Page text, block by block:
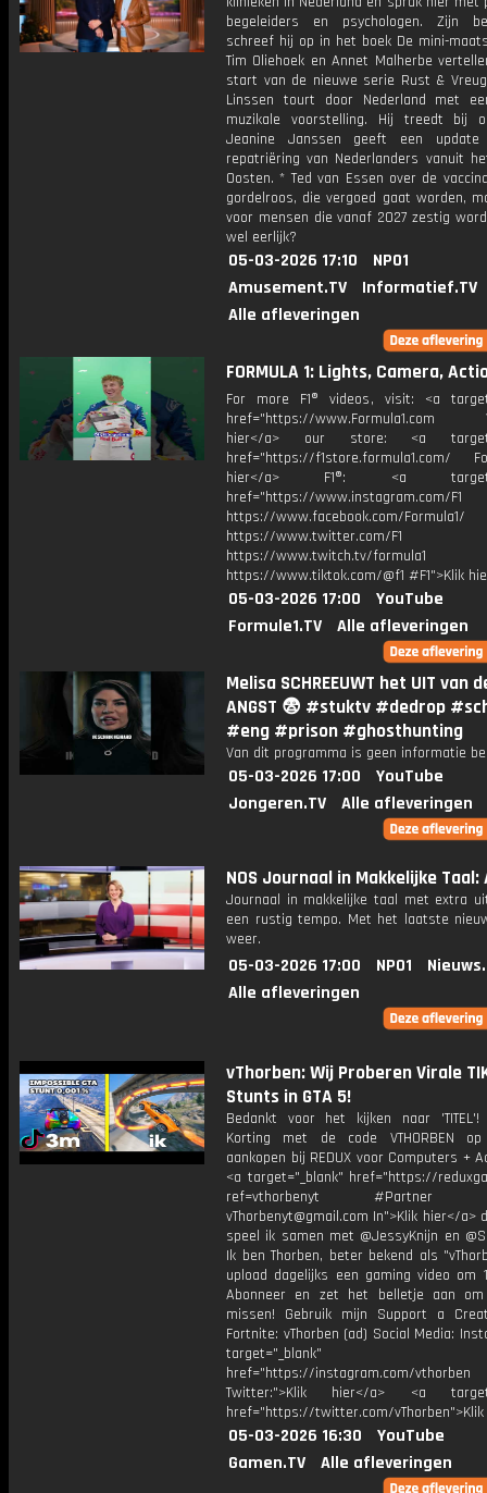
begeleiders en psychologen. Zijn
schreef hij op in het boek De mini-
Tim Oliehoek en Annet Malherbe
start van de nieuwe serie Rust &
Linssen tourt door Nederland met
muzikale voorstelling. Hij treedt bij
Jeanine Janssen geeft een
repatriëring van Nederlanders vanuit
Oosten. * Ted van Essen over de
gordelroos, die vergoed gaat worden,
voor mensen die vanaf 2027 zestig
wel eerlijk?
05-03-2026 17:10
NPO1
Amusement.TV
Informatief.TV
Alle afleveringen
FORMULA 1: Lights, Camera,
For more F1® videos, visit: <a
href="https://www.Formula1.com
hier</a> our store: <a
href="https://f1store.formula1.com/
hier</a> F1®: <a
href="https://www.instagram.com/F1
https://www.facebook.com/Formula1/
https://www.twitter.com/F1
https://www.twitch.tv/formula1
https://www.tiktok.com/@f1 #F1">Klik
05-03-2026 17:00
YouTube
Formule1.TV
Alle afleveringen
Melisa SCHREEUWT het UIT van
ANGST 😨 #stuktv #dedrop
#eng #prison #ghosthunting
Van dit programma is geen informatie
05-03-2026 17:00
YouTube
Jongeren.TV
Alle afleveringen
NOS Journaal in Makkelijke
Journaal in makkelijke taal met extra
een rustig tempo. Met het laatste
weer.
05-03-2026 17:00 NPO1
Alle afleveringen
vThorben: Wij Proberen Virale
Stunts in GTA 5!
Bedankt voor het kijken naar
Korting met de code VTHORBEN
aankopen bij REDUX voor Computers +
<a target="_blank" href="https://
ref=vthorbenyt #Partner
vThorbenyt@gmail.com In">Klik hier</a>
speel ik samen met @JessyKnijn en
Ik ben Thorben, beter bekend als
upload dagelijks een gaming video om
Abonneer en zet het belletje aan
missen! Gebruik mijn Support a
Fortnite: vThorben (ad) Social Media:
target="_blank"
href="https://instagram.com/vthorben
Twitter:">Klik hier</a> <a
href="https://twitter.com/
05-03-2026 16:30
YouTube
Gamen.TV
Alle afleveringen